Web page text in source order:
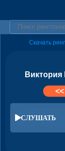
Скачать
Виктория
<<
СЛУШАТЬ